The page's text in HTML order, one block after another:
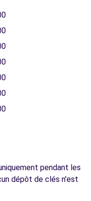
pendant les
dépôt de clés n'est